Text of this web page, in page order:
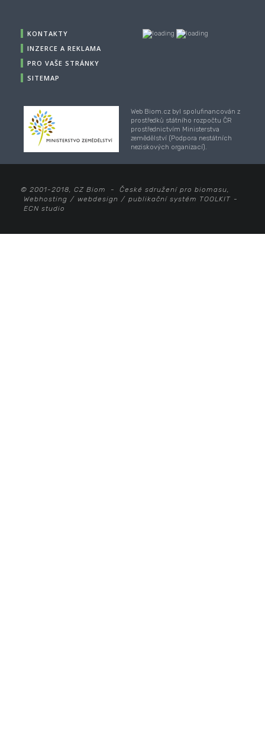
KONTAKTY
INZERCE A REKLAMA
PRO VAŠE STRÁNKY
SITEMAP
Web Biom.cz byl spolufinancován z
prostředků státního rozpočtu ČR
prostřednictvím Ministerstva
zemědělství (Podpora nestátních
neziskových organizací).
© 2001-2018, CZ Biom - České sdružení pro biomasu,
Webhosting / webdesign / publikační systém TOOLKIT -
ECN studio